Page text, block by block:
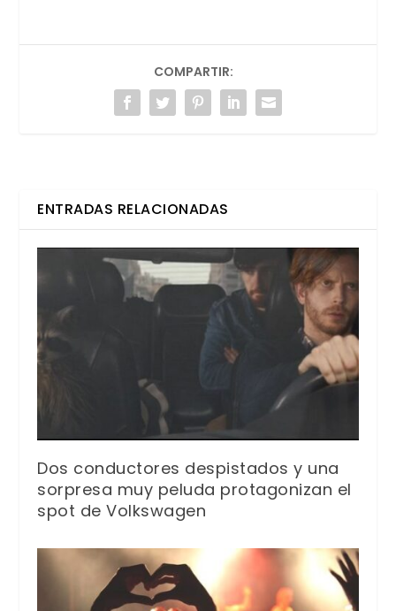
COMPARTIR:
ENTRADAS RELACIONADAS
Dos conductores despistados y una
sorpresa muy peluda protagonizan el
spot de Volkswagen